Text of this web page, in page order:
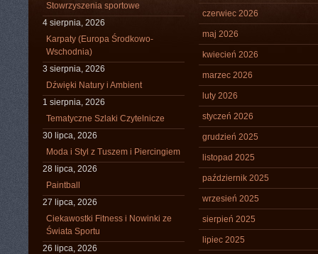
Stowrzyszenia sportowe
4 sierpnia, 2026
Karpaty (Europa Środkowo-
Wschodnia)
3 sierpnia, 2026
Dźwięki Natury i Ambient
1 sierpnia, 2026
Tematyczne Szlaki Czytelnicze
30 lipca, 2026
Moda i Styl z Tuszem i Piercingiem
28 lipca, 2026
Paintball
27 lipca, 2026
Ciekawostki Fitness i Nowinki ze
Świata Sportu
26 lipca, 2026
czerwiec 2026
maj 2026
kwiecień 2026
marzec 2026
luty 2026
styczeń 2026
grudzień 2025
listopad 2025
październik 2025
wrzesień 2025
sierpień 2025
lipiec 2025